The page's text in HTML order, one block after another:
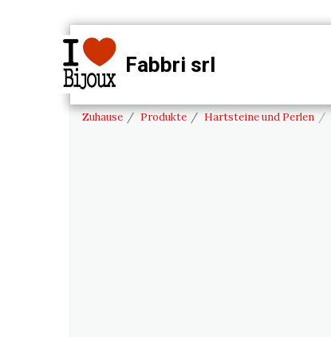
Fabbri srlZUHAUSE
Zuhause Produkte Hartsteine ​​und Perlen